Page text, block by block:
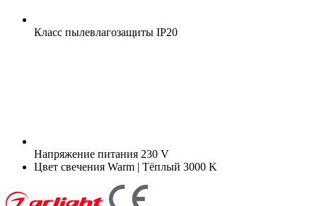
Класс пылевлагозащиты IP20
Напряжение питания 230 V
Цвет свечения Warm | Тёплый 3000 K